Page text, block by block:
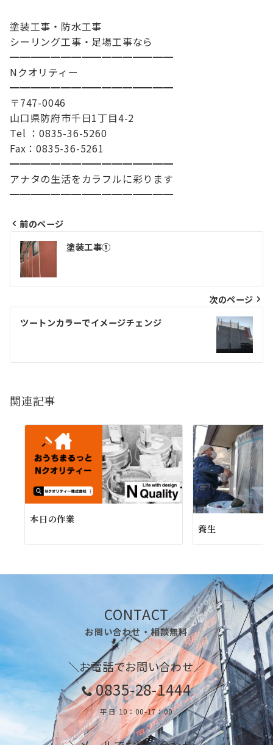
塗装工事・防水工事
シーリング工事・足場工事なら
━━━━━━━━━━━━━━━━
Nクオリティー
━━━━━━━━━━━━━━━━
〒747-0046
山口県防府市千日1丁目4-2
Tel ：0835-36-5260
Fax：0835-36-5261
━━━━━━━━━━━━━━━━
アナタの生活をカラフルに彩ります
━━━━━━━━━━━━━━━━
投
稿
ナ
ビ
ゲ
シ
ン
前のページ
塗装工事①
次のページ
ツートンカラーでイメージチェンジ
関連記事
本日の作業
養生
CONTACT
お問い合わせ・相談無料
＼お電話でお問い合わせ／
0835-28-1444
平日 10：00-17：00